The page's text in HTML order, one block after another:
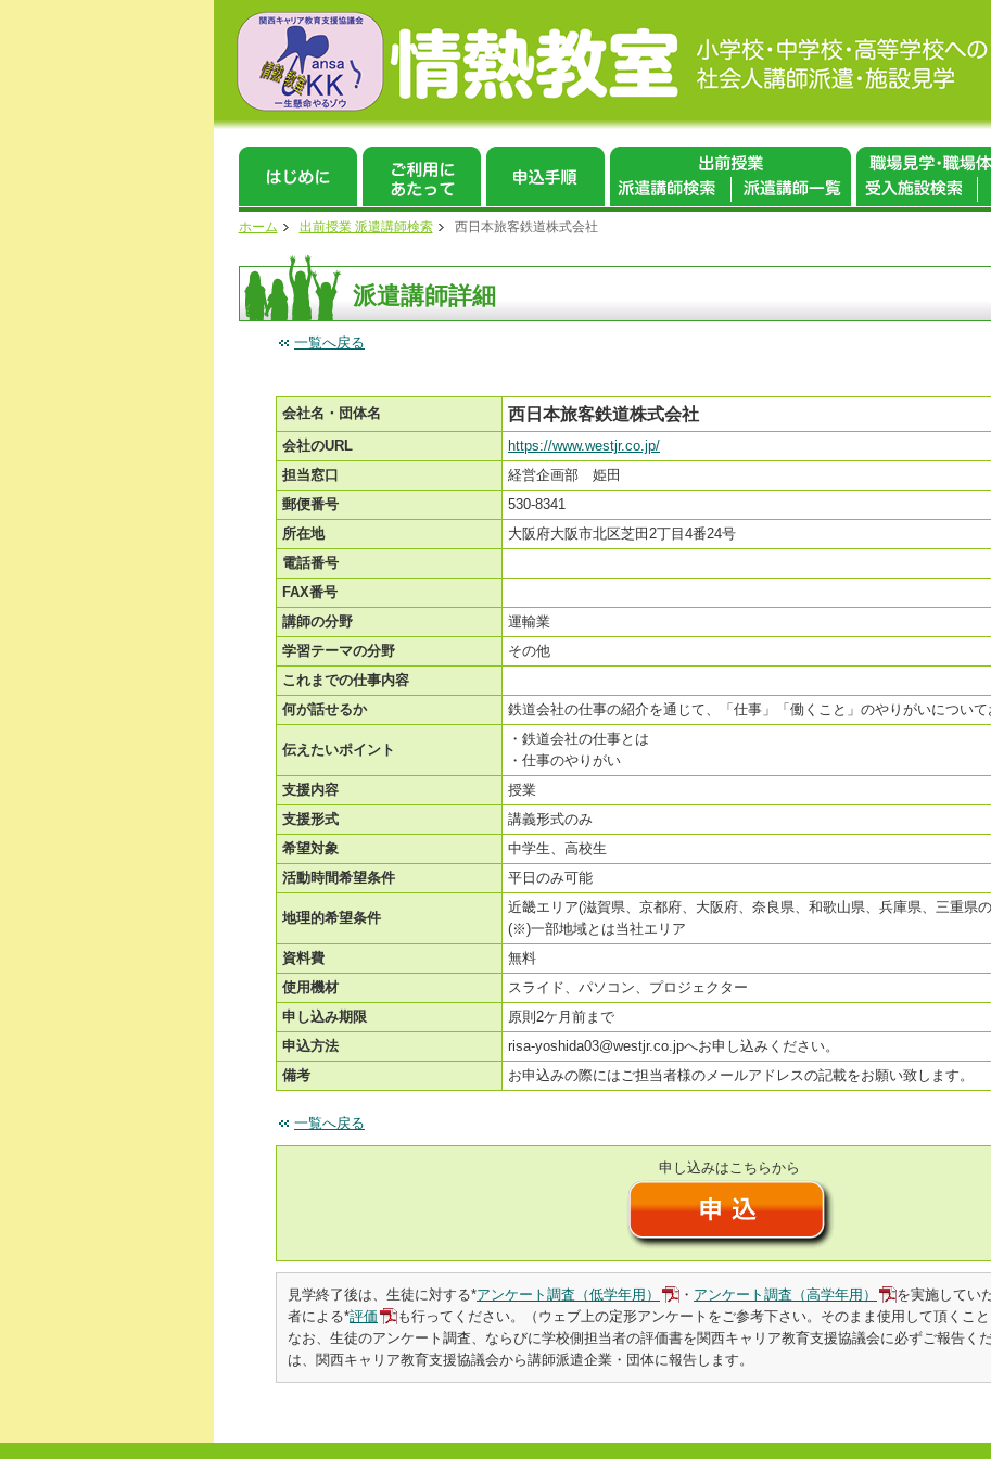
ホーム 出前授業 派遣講師検索 西日本旅客鉄道株式会社
派遣講師詳細
一覧へ戻る
会社名・団体名 西日本旅客鉄道株式会社
会社のURL
https://www.westjr.co.jp/
担当窓口
経営企画部 姫田
郵便番号
530-8341
所在地
大阪府大阪市北区芝田2丁目4番24号
電話番号
FAX番号
講師の分野
運輸業
学習テーマの分野
その他
これまでの仕事内容
何が話せるか
鉄道会社の仕事の紹介を通じて、「仕事」「働くこと」のやりがいについて
伝えたいポイント
・鉄道会社の仕事とは
・仕事のやりがい
支援内容
授業
支援形式
講義形式のみ
希望対象
中学生、高校生
活動時間希望条件
平日のみ可能
地理的希望条件
近畿エリア(滋賀県、京都府、大阪府、奈良県、和歌山県、兵庫県、三重県
(※)一部地域とは当社エリア
資料費
無料
使用機材
スライド、パソコン、プロジェクター
申し込み期限
原則2ケ月前まで
申込方法
risa-yoshida03@westjr.co.jpへお申し込みください。
備考
お申込みの際にはご担当者様のメールアドレスの記載をお願い致します。
一覧へ戻る
申し込みはこちらから
見学終了後は、生徒に対する*アンケート調査（低学年用） ・ アンケート調査（高学年用）
を実施してい
者による*評価
も行ってください。（ウェブ上の定形アンケートをご参考下さい。そのまま使用して頂くこと
なお、生徒のアンケート調査、ならびに学校側担当者の評価書を関西キャリア教育支援協議会に必ずご報告く
は、関西キャリア教育支援協議会から講師派遣企業・団体に報告します。